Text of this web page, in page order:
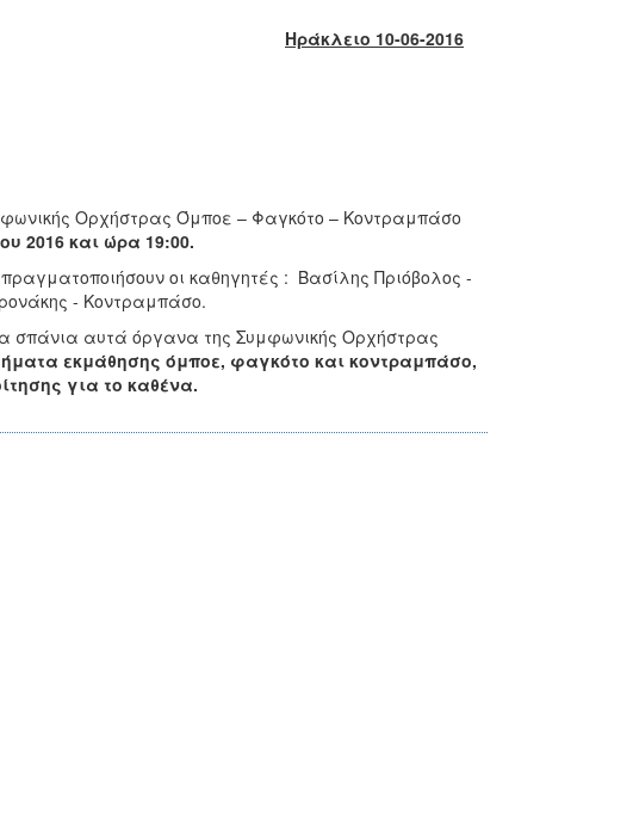
Ηράκλειο 10-06-2016
Ορχήστρας Όμποε – Φαγκότο – Κοντραμπάσο
2016 και ώρα 19:00.
οι καθηγητές : Βασίλης Πριόβολος -
- Κοντραμπάσο.
σπάνια αυτά όργανα της Συμφωνικής Ορχήστρας
εκμάθησης όμποε, φαγκότο και κοντραμπάσο,
για το καθένα.